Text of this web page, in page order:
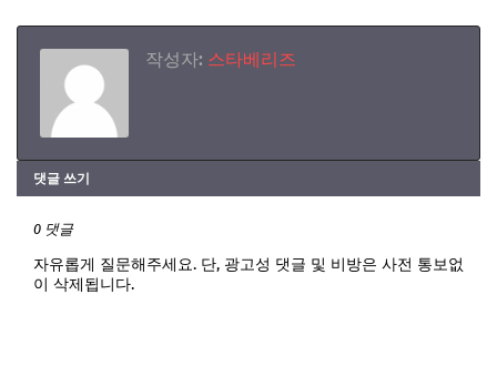
작성자: 스타베리즈
댓글 쓰기
0 댓글
자유롭게 질문해주세요. 단, 광고성 댓글 및 비방은 사전 통보없
이 삭제됩니다.